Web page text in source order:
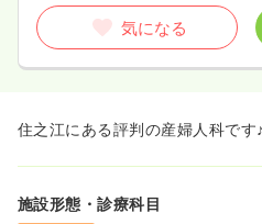
気になる
住之江にある評判の産婦人科です♪
施設形態・診療科目